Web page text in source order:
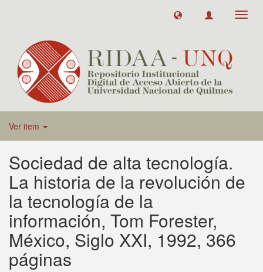
Ver item
Sociedad de alta tecnología.
La historia de la revolución de
la tecnología de la
información, Tom Forester,
México, Siglo XXI, 1992, 366
páginas